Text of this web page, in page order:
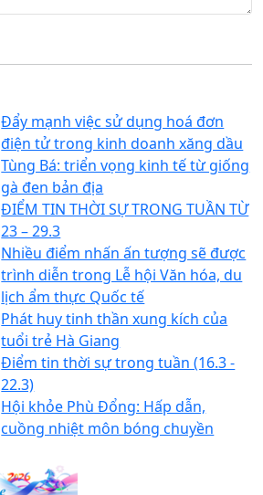
Đẩy mạnh việc sử dụng hoá đơn
điện tử trong kinh doanh xăng dầu
Tùng Bá: triển vọng kinh tế từ giống
gà đen bản địa
ĐIỂM TIN THỜI SỰ TRONG TUẦN TỪ
23 – 29.3
Nhiều điểm nhấn ấn tượng sẽ được
trình diễn trong Lễ hội Văn hóa, du
lịch ẩm thực Quốc tế
Phát huy tinh thần xung kích của
tuổi trẻ Hà Giang
Điểm tin thời sự trong tuần (16.3 -
22.3)
Hội khỏe Phù Đổng: Hấp dẫn,
cuồng nhiệt môn bóng chuyền